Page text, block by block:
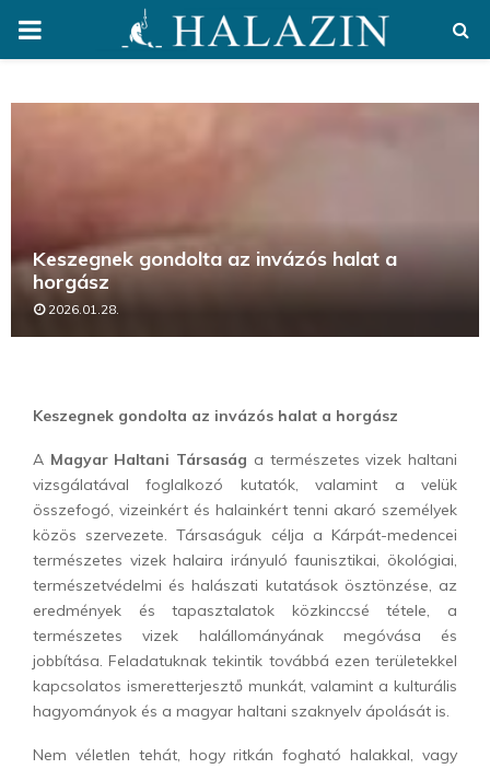
PRIMARY
Keszegnek gondolta az invázós halat a
horgász
2026.01.28.
Keszegnek gondolta az invázós halat a horgász
A Magyar Haltani Társaság a természetes vizek haltani
vizsgálatával foglalkozó kutatók, valamint a velük
összefogó, vizeinkért és halainkért tenni akaró személyek
közös szervezete. Társaságuk célja a Kárpát-medencei
természetes vizek halaira irányuló faunisztikai, ökológiai,
természetvédelmi és halászati kutatások ösztönzése, az
eredmények és tapasztalatok közkinccsé tétele, a
természetes vizek halállományának megóvása és
jobbítása. Feladatuknak tekintik továbbá ezen területekkel
kapcsolatos ismeretterjesztő munkát, valamint a kulturális
hagyományok és a magyar haltani szaknyelv ápolását is.
Nem véletlen tehát, hogy ritkán fogható halakkal, vagy